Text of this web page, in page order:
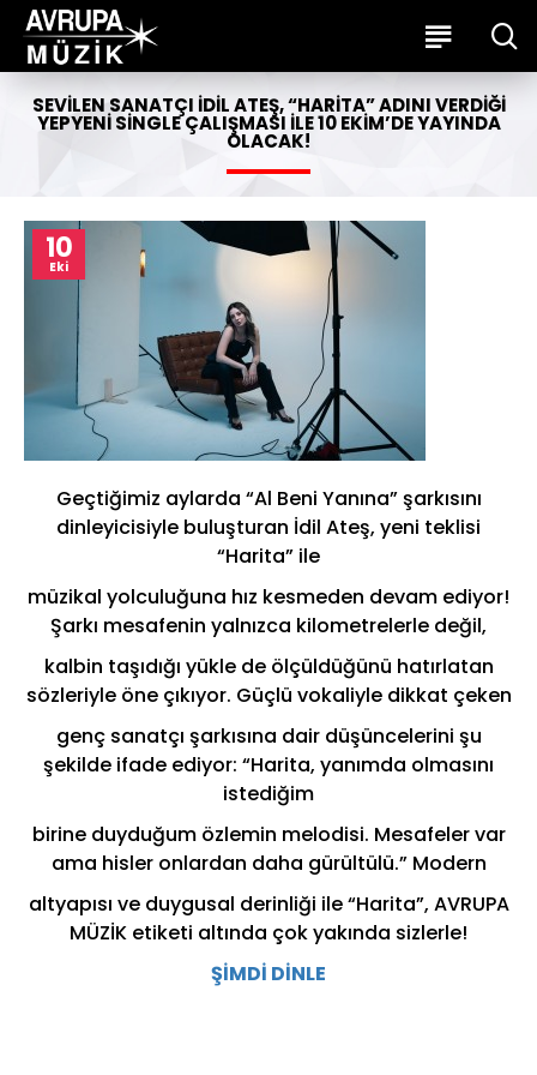
SEVILEN SANATÇI İDIL ATEŞ, “HARITA” ADINI VERDIĞI
YEPYENI SINGLE ÇALIŞMASI ILE 10 EKIM’DE YAYINDA
OLACAK!
10
Eki
Geçtiğimiz aylarda “Al Beni Yanına” şarkısını
dinleyicisiyle buluşturan İdil Ateş, yeni teklisi
“Harita” ile
müzikal yolculuğuna hız kesmeden devam ediyor!
Şarkı mesafenin yalnızca kilometrelerle değil,
kalbin taşıdığı yükle de ölçüldüğünü hatırlatan
sözleriyle öne çıkıyor. Güçlü vokaliyle dikkat çeken
genç sanatçı şarkısına dair düşüncelerini şu
şekilde ifade ediyor: “Harita, yanımda olmasını
istediğim
birine duyduğum özlemin melodisi. Mesafeler var
ama hisler onlardan daha gürültülü.” Modern
altyapısı ve duygusal derinliği ile “Harita”, AVRUPA
MÜZİK etiketi altında çok yakında sizlerle!
ŞİMDİ DİNLE